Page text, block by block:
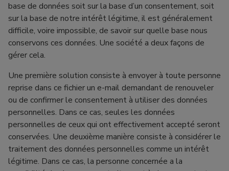
base de données soit sur la base d’un consentement, soit
sur la base de notre intérêt légitime, il est généralement
difficile, voire impossible, de savoir sur quelle base nous
conservons ces données. Une société a deux façons de
gérer cela.
Une première solution consiste à envoyer à toute personne
reprise dans ce fichier un e-mail demandant de renouveler
ou de confirmer le consentement à utiliser des données
personnelles. Dans ce cas, seules les données
personnelles de ceux qui ont effectivement accepté seront
conservées. Une deuxième manière consiste à considérer le
traitement des données personnelles comme un intérêt
légitime. Dans ce cas, la personne concernée a la